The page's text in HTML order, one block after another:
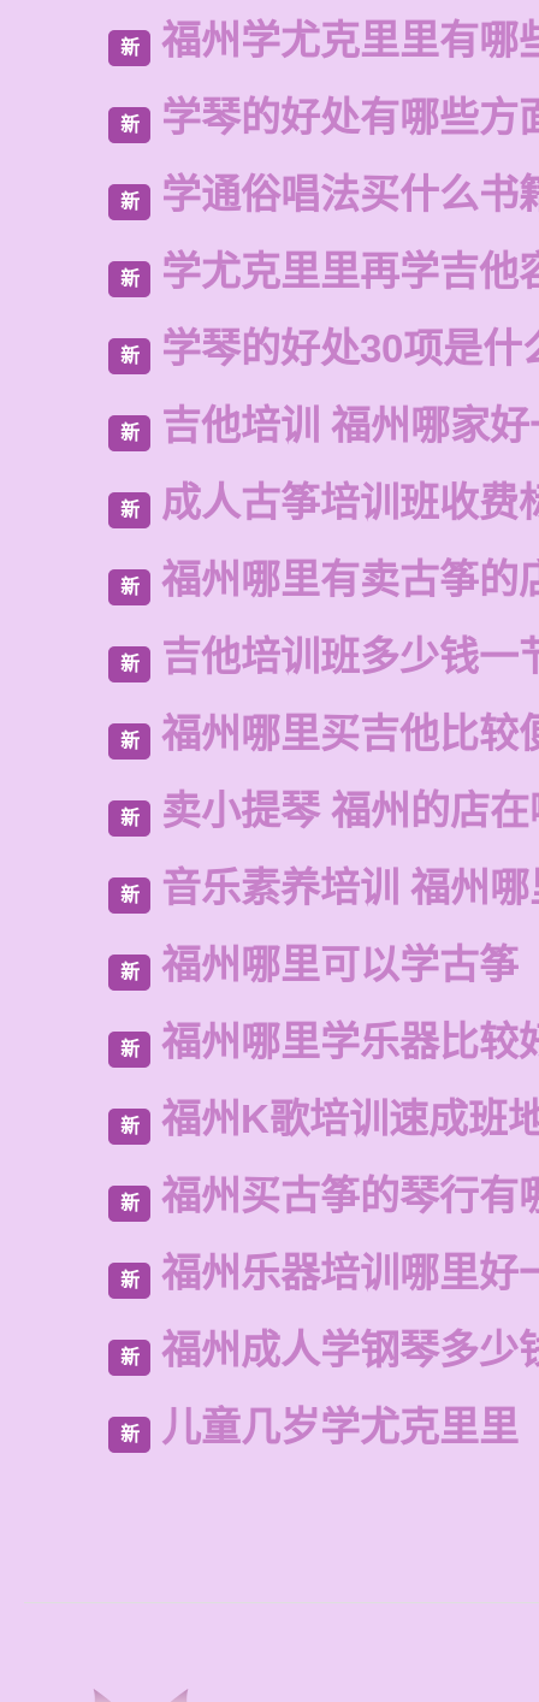
新 福州学尤克里里有哪
新 学琴的好处有哪些方
新 学通俗唱法买什么书
新 学尤克里里再学吉他
新 学琴的好处30项是什
新 吉他培训 福州哪家
新 成人古筝培训班收费
新 福州哪里有卖古筝的
新 吉他培训班多少钱一
新 福州哪里买吉他比较
新 卖小提琴 福州的店
新 音乐素养培训 福州
新 福州哪里可以学古筝
新 福州哪里学乐器比较
新 福州K歌培训速成班
新 福州买古筝的琴行有
新 福州乐器培训哪里好
新 福州成人学钢琴多少
新 儿童几岁学尤克里里